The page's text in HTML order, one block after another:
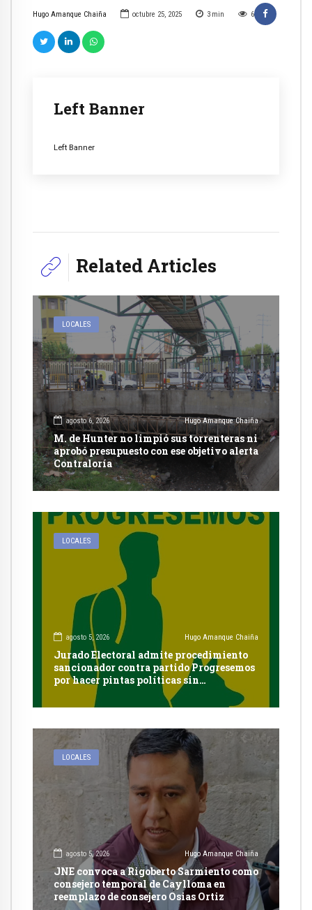
Hugo Amanque Chaiña octubre 25, 2025 3 min 6
Left Banner
Left Banner
Related Articles
LOCALES
agosto 6, 2026 Hugo Amanque Chaiña
M. de Hunter no limpió sus torrenteras ni
aprobó presupuesto con ese objetivo alerta
Contraloría
LOCALES
agosto 5, 2026 Hugo Amanque Chaiña
Jurado Electoral admite procedimiento
sancionador contra partido Progresemos
por hacer pintas políticas sin
autorización en Cayma
LOCALES
agosto 5, 2026 Hugo Amanque Chaiña
JNE convoca a Rigoberto Sarmiento como
consejero temporal de Caylloma en
reemplazo de consejero Osias Ortiz